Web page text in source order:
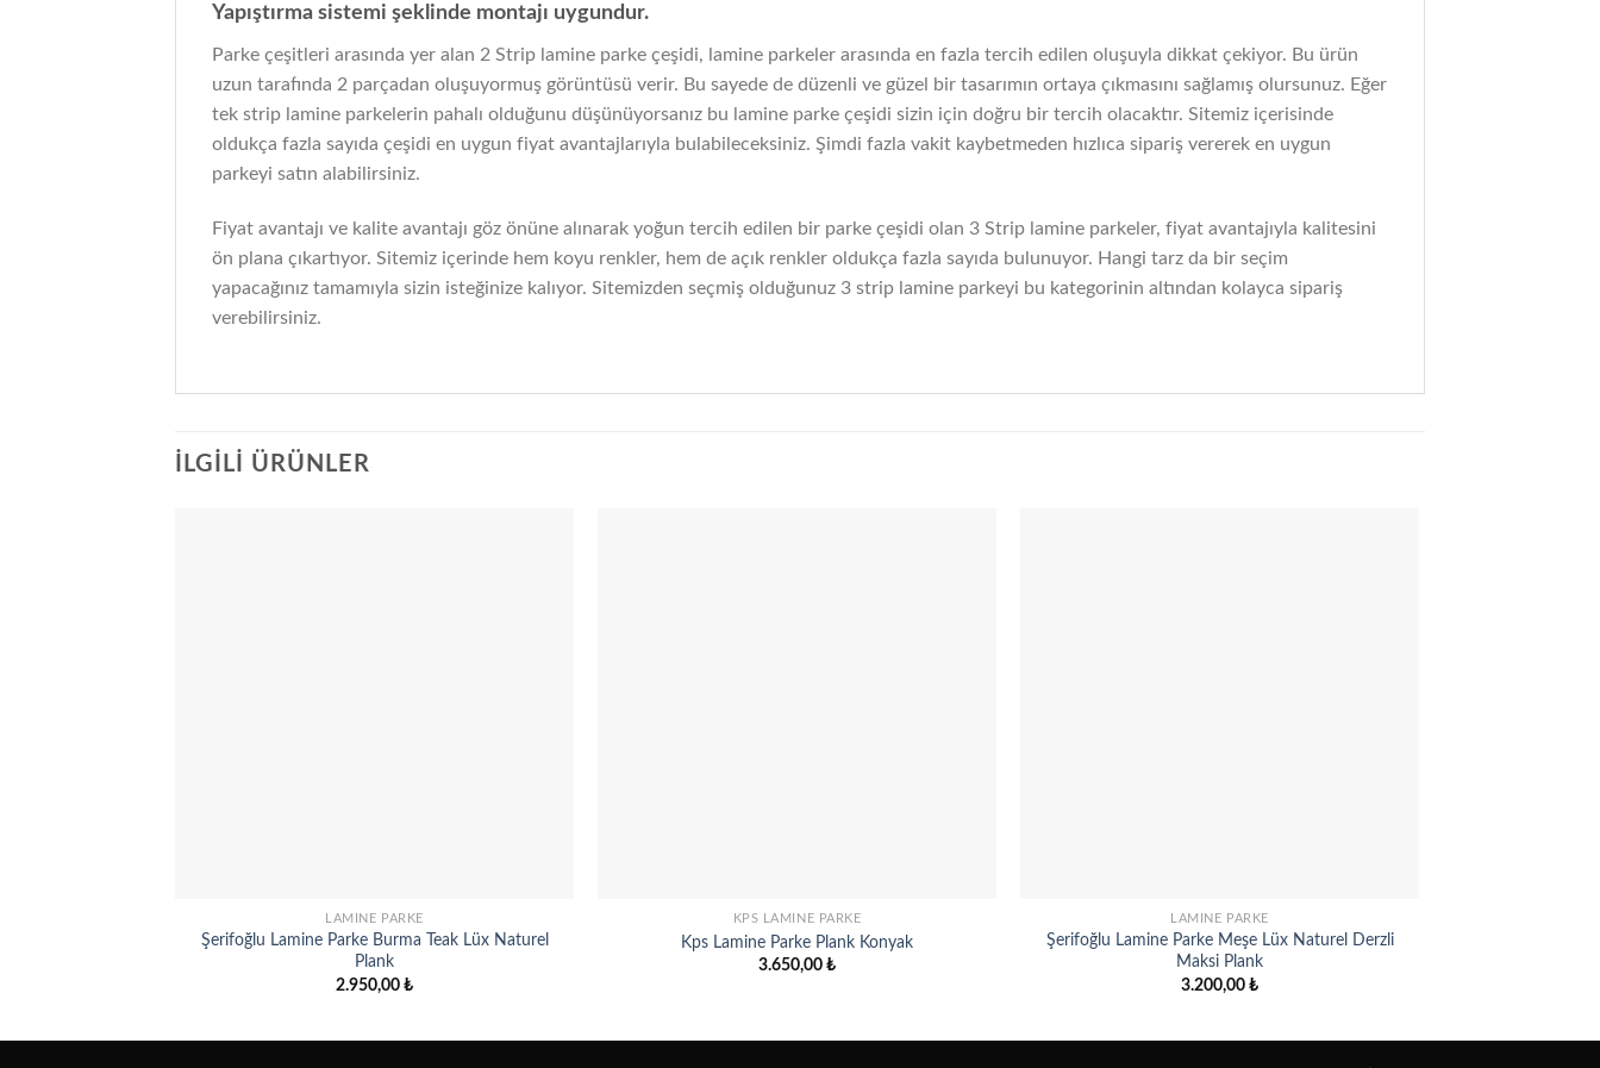
Yapıştırma sistemi şeklinde montajı uygundur.
Parke çeşitleri arasında yer alan 2 Strip lamine parke çeşidi, lamine parkeler arasında en fazla tercih edilen oluşuyla dikkat çekiyor. Bu ürün
uzun tarafında 2 parçadan oluşuyormuş görüntüsü verir. Bu sayede de düzenli ve güzel bir tasarımın ortaya çıkmasını sağlamış olursunuz. Eğer
tek strip lamine parkelerin pahalı olduğunu düşünüyorsanız bu lamine parke çeşidi sizin için doğru bir tercih olacaktır. Sitemiz içerisinde
oldukça fazla sayıda çeşidi en uygun fiyat avantajlarıyla bulabileceksiniz. Şimdi fazla vakit kaybetmeden hızlıca sipariş vererek en uygun
parkeyi satın alabilirsiniz.
Fiyat avantajı ve kalite avantajı göz önüne alınarak yoğun tercih edilen bir parke çeşidi olan 3 Strip lamine parkeler, fiyat avantajıyla kalitesini
ön plana çıkartıyor. Sitemiz içerinde hem koyu renkler, hem de açık renkler oldukça fazla sayıda bulunuyor. Hangi tarz da bir seçim
yapacağınız tamamıyla sizin isteğinize kalıyor. Sitemizden seçmiş olduğunuz 3 strip lamine parkeyi bu kategorinin altından kolayca sipariş
verebilirsiniz.
İLGILI ÜRÜNLER
LAMINE PARKE
Şerifoğlu Lamine Parke Burma Teak Lüx Naturel
Plank
2.950,00 ₺
KPS LAMINE PARKE
Kps Lamine Parke Plank Konyak
3.650,00 ₺
LAMINE PARKE
Şerifoğlu Lamine Parke Meşe Lüx Naturel Derzli
Maksi Plank
3.200,00 ₺